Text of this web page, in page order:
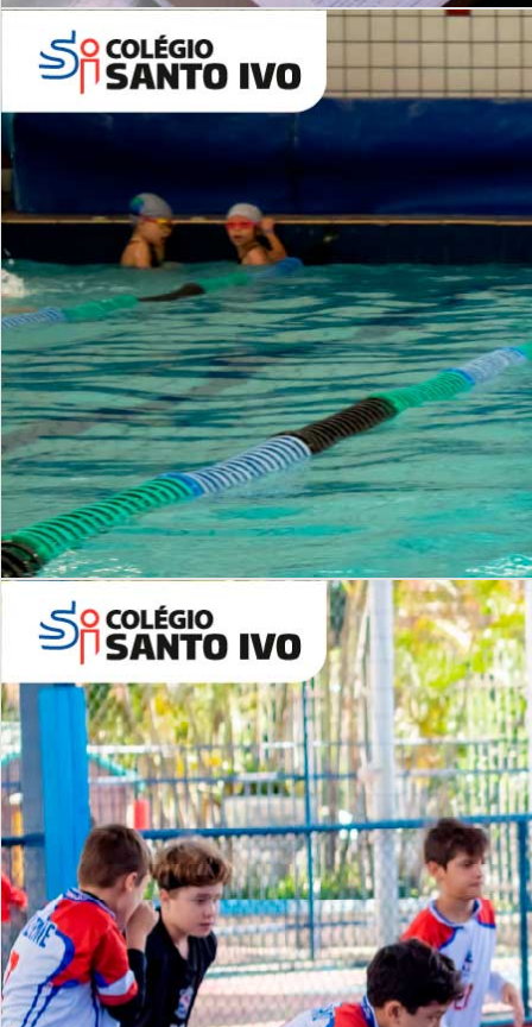
Leituras Literárias
Período Integral | Saiba mais
ALUNOS NOVOS
Entre em Contato
INSTITUCIONAL
Lista de vídeos
NOSSOCANAL